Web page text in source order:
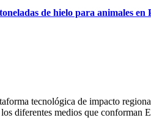
de hielo para animales en
tecnológica de impacto
diferentes medios que